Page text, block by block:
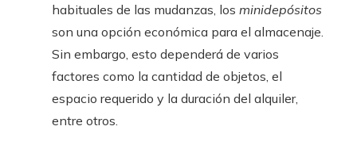
habituales de las mudanzas, los minidepósitos
son una opción económica para el almacenaje.
Sin embargo, esto dependerá de varios
factores como la cantidad de objetos, el
espacio requerido y la duración del alquiler,
entre otros.